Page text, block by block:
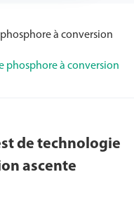
à conversion
phosphore à conversion
de technologie
ascente